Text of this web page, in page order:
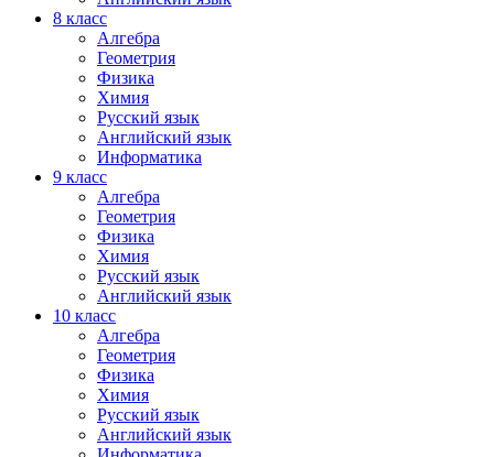
8 класс
Алгебра
Геометрия
Физика
Химия
Русский язык
Английский язык
Информатика
9 класс
Алгебра
Геометрия
Физика
Химия
Русский язык
Английский язык
10 класс
Алгебра
Геометрия
Физика
Химия
Русский язык
Английский язык